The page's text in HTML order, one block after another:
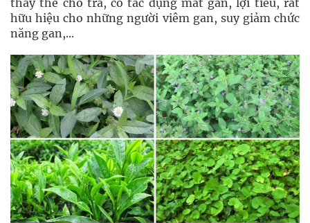
thay thế cho trà, có tác dụng mát gan, lợi tiểu, rất
hữu hiệu cho những người viêm gan, suy giảm chức
năng gan,...